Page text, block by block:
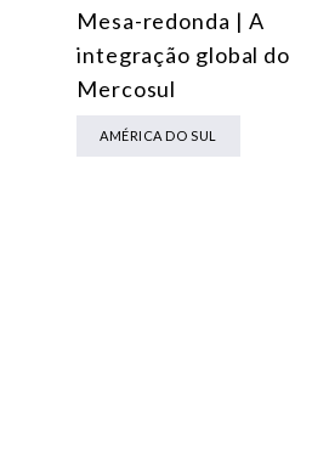
Mesa-redonda | A
integração global do
Mercosul
AMÉRICA DO SUL